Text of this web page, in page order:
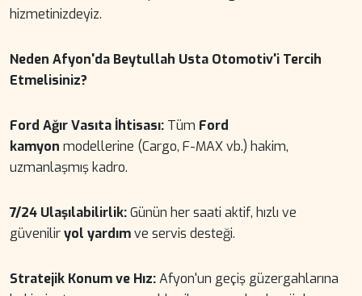
hizmetinizdeyiz.
Neden Afyon'da Beytullah Usta Otomotiv'i Tercih
Etmelisiniz?
Ford Ağır Vasıta İhtisası: Tüm Ford
kamyon modellerine (Cargo, F-MAX vb.) hakim,
uzmanlaşmış kadro.
7/24 Ulaşılabilirlik:Günün her saati aktif, hızlı ve
güveniliryol yardımve servis desteği.
Stratejik Konum ve Hız:Afyon'un geçiş güzergahlarına